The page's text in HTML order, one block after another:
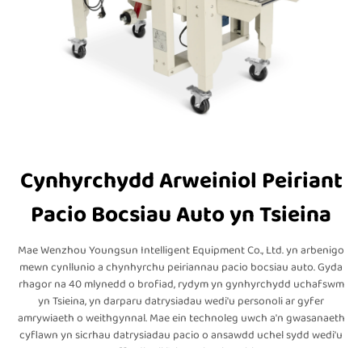
Cynhyrchydd Arweiniol Peiriant
Pacio Bocsiau Auto yn Tsieina
Mae Wenzhou Youngsun Intelligent Equipment Co., Ltd. yn arbenigo
mewn cynllunio a chynhyrchu peiriannau pacio bocsiau auto. Gyda
rhagor na 40 mlynedd o brofiad, rydym yn gynhyrchydd uchafswm
yn Tsieina, yn darparu datrysiadau wedi'u personoli ar gyfer
amrywiaeth o weithgynnal. Mae ein technoleg uwch a'n gwasanaeth
cyflawn yn sicrhau datrysiadau pacio o ansawdd uchel sydd wedi'u